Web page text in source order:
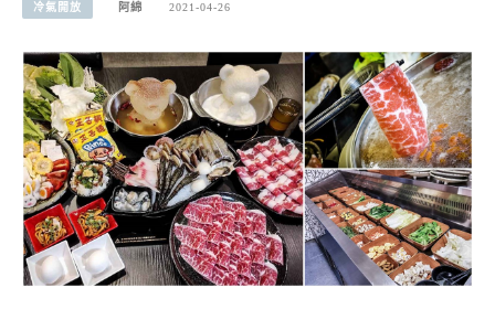
冷氣開放 阿綿 2021-04-26